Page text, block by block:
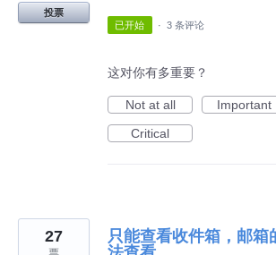
投票
已开始
· 3 条评论
这对你有多重要？
Not at all
Important
Critical
只能查看收件箱，邮箱
27